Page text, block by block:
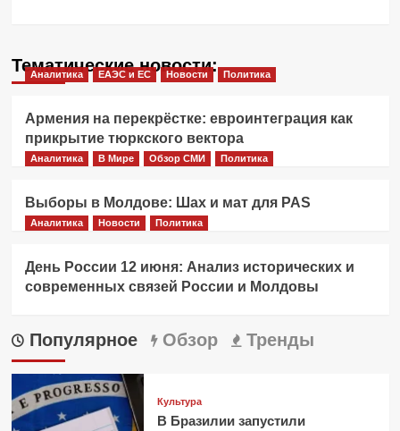
Тематические новости:
Аналитика ЕАЭС и ЕС Новости Политика
Армения на перекрёстке: евроинтеграция как
прикрытие тюркского вектора
Аналитика В Мире Обзор СМИ Политика
Выборы в Молдове: Шах и мат для PAS
Аналитика Новости Политика
День России 12 июня: Анализ исторических и
современных связей России и Молдовы
Популярное Обзор Тренды
Культура
В Бразилии запустили